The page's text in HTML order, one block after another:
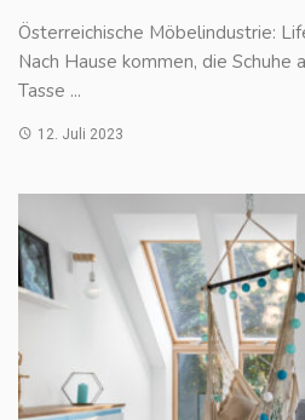
Österreichische Möbelindustrie:
Nach Hause kommen, die Schuhe
Tasse ...
12. Juli 2023